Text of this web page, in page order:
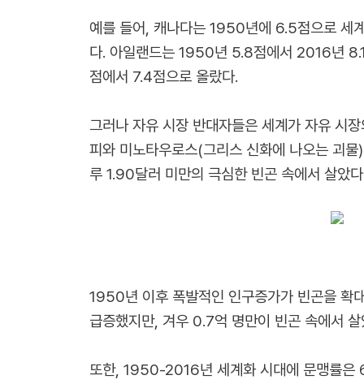
예를 들어, 캐나다는 1950년에 6.5점으로 세
다. 아일랜드는 1950년 5.8점에서 2016년
점에서 7.4점으로 올랐다.
그러나 자유 시장 반대자들은 세계가 자유 시
피와 미노타우로스(그리스 신화에 나오는 괴
루 1.90달러 미만의 극심한 빈곤 속에서 살았
1950년 이후 폭발적인 인구증가가 빈곤을 확
급증했지만, 겨우 0.7억 명만이 빈곤 속에서
또한, 1950-2016년 세계화 시대에 문맹률은